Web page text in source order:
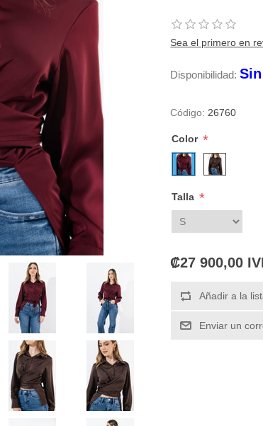
Sea el primero en
Disponibilidad:
Código: 26760
Color *
Talla *
₡27 900,00